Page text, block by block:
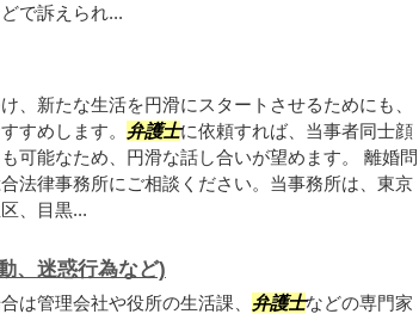
で訴えられ...
、新たな生活を円滑にスタートさせるためにも、
すめします。 弁護士に依頼すれば、当事者同士顔
可能なため、円滑な話し合いが望めます。 離婚問
法律事務所にご相談ください。当事務所は、東京
、目黒...
、迷惑行為など)
は管理会社や役所の生活課、 弁護士などの専門家